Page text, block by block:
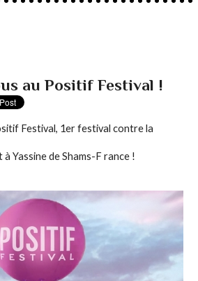
au Positif Festival !
Festival, 1er festival contre la
Yassine de Shams-F rance !